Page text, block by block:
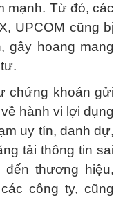
mạnh. Từ đó, các
UPCOM cũng bị
gây hoang mang
chứng khoán gửi
hành vi lợi dụng
uy tín, danh dự,
tải thông tin sai
thương hiệu,
công ty, cũng